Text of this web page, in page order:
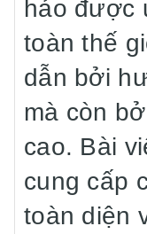
hảo được
toàn thế
dẫn bởi
mà còn
cao. Bài
cung cấp
toàn diện